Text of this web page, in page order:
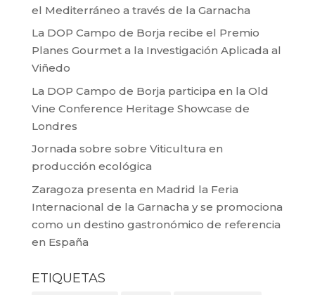
el Mediterráneo a través de la Garnacha
La DOP Campo de Borja recibe el Premio
Planes Gourmet a la Investigación Aplicada al
Viñedo
La DOP Campo de Borja participa en la Old
Vine Conference Heritage Showcase de
Londres
Jornada sobre sobre Viticultura en
producción ecológica
Zaragoza presenta en Madrid la Feria
Internacional de la Garnacha y se promociona
como un destino gastronómico de referencia
en España
ETIQUETAS